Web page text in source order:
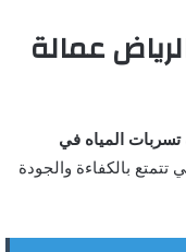
عمالة
المياه في
تتمتع بالكفاءة والجودة